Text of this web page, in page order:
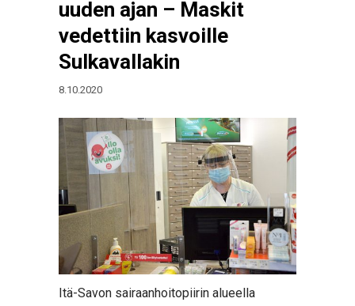
uuden ajan – Maskit
vedettiin kasvoille
Sulkavallakin
8.10.2020
Itä-Savon sairaanhoitopiirin alueella